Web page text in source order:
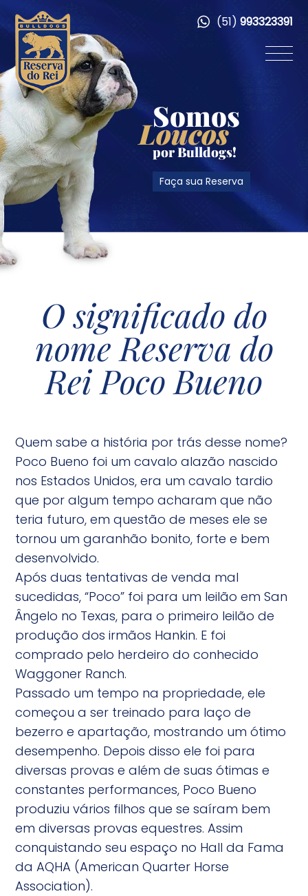
Somos
Loucos
por Bulldogs!
Faça sua Reserva
(51) 993323391
O significado do
nome Reserva do
Rei Poco Bueno
Quem sabe a história por trás desse nome?
Poco Bueno foi um cavalo alazão nascido
nos Estados Unidos, era um cavalo tardio
que por algum tempo acharam que não
teria futuro, em questão de meses ele se
tornou um garanhão bonito, forte e bem
desenvolvido.
Após duas tentativas de venda mal
sucedidas, “Poco” foi para um leilão em San
Ângelo no Texas, para o primeiro leilão de
produção dos irmãos Hankin. E foi
comprado pelo herdeiro do conhecido
Waggoner Ranch.
Passado um tempo na propriedade, ele
começou a ser treinado para laço de
bezerro e apartação, mostrando um ótimo
desempenho. Depois disso ele foi para
diversas provas e além de suas ótimas e
constantes performances, Poco Bueno
produziu vários filhos que se saíram bem
em diversas provas equestres. Assim
conquistando seu espaço no Hall da Fama
da AQHA (American Quarter Horse
Association).